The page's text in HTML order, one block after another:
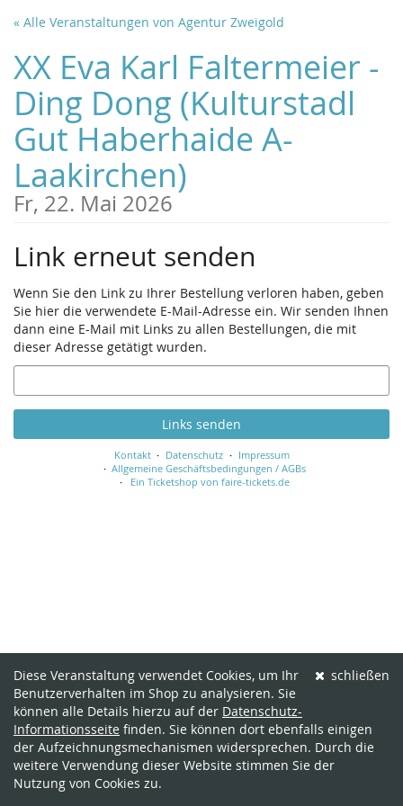
Zum
Inhalt
springen
« Alle Veranstaltungen von Agentur Zweigold
XX Eva Karl Faltermeier -
Ding Dong (Kulturstadl
Gut Haberhaide A-
Laakirchen)
Fr, 22. Mai 2026
Link erneut senden
Wenn Sie den Link zu Ihrer Bestellung verloren haben, geben
Sie hier die verwendete E-Mail-Adresse ein. Wir senden Ihnen
dann eine E-Mail mit Links zu allen Bestellungen, die mit
dieser Adresse getätigt wurden.
E-
Mail
Links senden
Kontakt Datenschutz
Impressum
Allgemeine Geschäftsbedingungen / AGBs
Ein Ticketshop von faire-tickets.de
schließen
Diese Veranstaltung verwendet Cookies, um Ihr
Benutzerverhalten im Shop zu analysieren. Sie
können alle Details hierzu auf der Datenschutz-
Informationsseite finden. Sie können dort ebenfalls einigen
der Aufzeichnungsmechanismen widersprechen. Durch die
weitere Verwendung dieser Website stimmen Sie der
Nutzung von Cookies zu.